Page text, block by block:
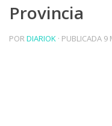
Provincia
PORDIARIOK · PUBLICADA 9